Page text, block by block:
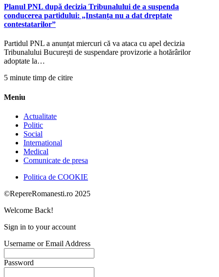
Planul PNL după decizia Tribunalului de a suspenda
conducerea partidului: „Instanța nu a dat dreptate
contestatarilor”
Partidul PNL a anunțat miercuri că va ataca cu apel decizia
Tribunalului București de suspendare provizorie a hotărârilor
adoptate la…
5 minute timp de citire
Meniu
Actualitate
Politic
Social
International
Medical
Comunicate de presa
Politica de COOKIE
©RepereRomanesti.ro 2025
Welcome Back!
Sign in to your account
Username or Email Address
Password